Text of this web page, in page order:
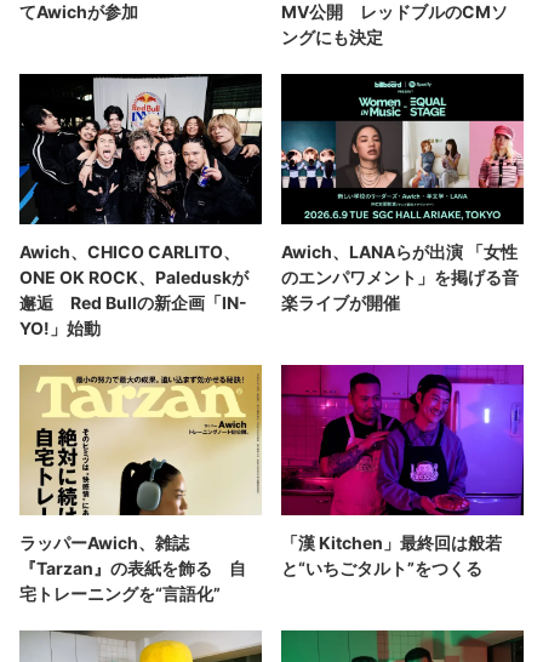
てAwichが参加
MV公開 レッドブルのCMソ
ングにも決定
Awich、CHICO CARLITO、
ONE OK ROCK、Paleduskが
邂逅 Red Bullの新企画「IN-
YO!」始動
Awich、LANAらが出演 「女性
のエンパワメント」を掲げる音
楽ライブが開催
ラッパーAwich、雑誌
『Tarzan』の表紙を飾る 自
宅トレーニングを“言語化”
「漢 Kitchen」最終回は般若
と“いちごタルト”をつくる